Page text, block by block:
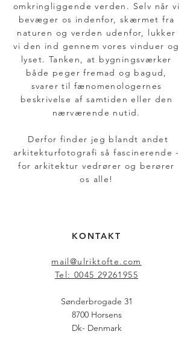
omkringliggende verden. Selv når vi
bevæger os indenfor, skærmet fra
naturen og verden udenfor, lukker
vi den ind gennem vores vinduer og
lyset. Tanken, at bygningsværker
både peger fremad og bagud,
svarer til fænomenologernes
beskrivelse af samtiden eller den
nærværende nutid.
Derfor finder jeg blandt andet
arkitekturfotografi så fascinerende -
for arkitektur vedrører og berører
os alle!
KONTAKT
mail@ulriktofte.com
Tel: 0045 29261955
Sønderbrogade 31
8700 Horsens
Dk- Denmark